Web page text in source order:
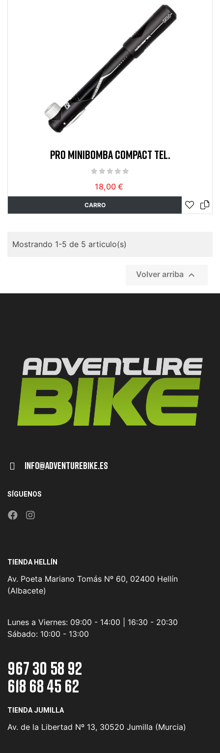
PRO MINIBOMBA COMPACT TEL.
18,00 €
CARRO
Mostrando 1-5 de 5 articulo(s)
Volver arriba 
Info@adventurebike.es
SÍGUENOS
TIENDA HELLÍN
Av. Poeta Mariano Tomás Nº 60, 02400 Hellín
(Albacete)
Lunes a Viernes: 09:00 - 14:00 | 16:30 - 20:30
Sábado: 10:00 - 13:00
967 30 58 92
618 68 45 62
TIENDA JUMILLA
Av. de la Libertad Nº 13, 30520 Jumilla (Murcia)